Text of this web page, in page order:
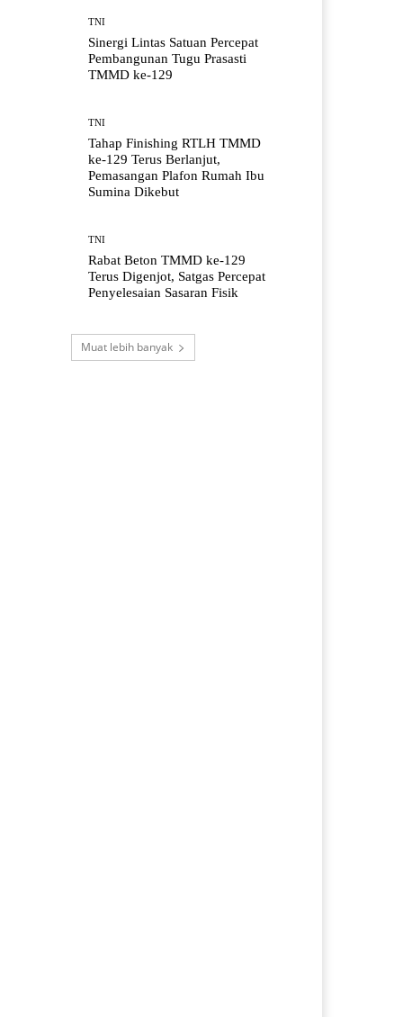
TNI
Sinergi Lintas Satuan Percepat
Pembangunan Tugu Prasasti
TMMD ke-129
TNI
Tahap Finishing RTLH TMMD
ke-129 Terus Berlanjut,
Pemasangan Plafon Rumah Ibu
Sumina Dikebut
TNI
Rabat Beton TMMD ke-129
Terus Digenjot, Satgas Percepat
Penyelesaian Sasaran Fisik
Muat lebih banyak